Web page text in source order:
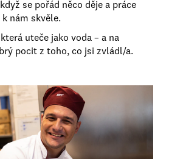
se pořád něco děje a práce
nám skvěle.
uteče jako voda – a na
pocit z toho, co jsi zvládl/a.